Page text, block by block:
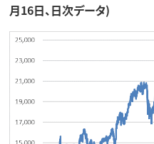
月16日、日次データ)